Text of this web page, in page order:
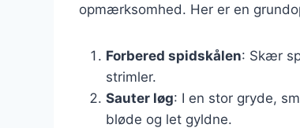
opmærksomhed. Her er en
Forbered spidskålen: Skær
strimler.
Sauter løg: I en stor gryde,
bløde og let gyldne.